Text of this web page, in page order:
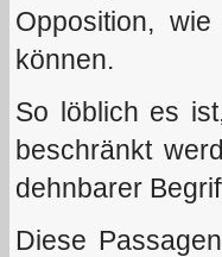
Opposition,
können.
So löblich es
beschränkt
dehnbarer
Diese